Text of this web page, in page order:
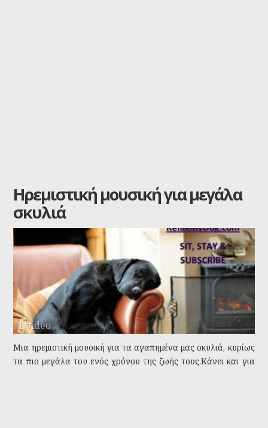
Ηρεμιστική μουσική για μεγάλα
σκυλιά
1 video
Μια ηρεμιστική μουσική για τα αγαπημένα μας σκυλιά, κυρίως
τα πιο μεγάλα του ενός χρόνου της ζωής τους.Κάνει και για